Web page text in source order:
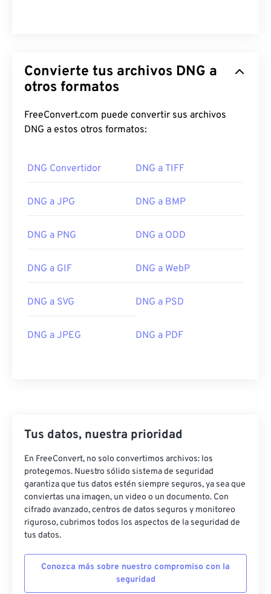
Convierte tus archivos DNG a
otros formatos
FreeConvert.com puede convertir sus archivos
DNG a estos otros formatos:
DNG Convertidor DNG a TIFF
DNG a JPG DNG a BMP
DNG a PNG DNG a ODD
DNG a GIF DNG a WebP
DNG a SVG DNG a PSD
DNG a JPEG DNG a PDF
Tus datos, nuestra prioridad
En FreeConvert, no solo convertimos archivos: los
protegemos. Nuestro sólido sistema de seguridad
garantiza que tus datos estén siempre seguros, ya sea que
conviertas una imagen, un video o un documento. Con
cifrado avanzado, centros de datos seguros y monitoreo
riguroso, cubrimos todos los aspectos de la seguridad de
tus datos.
Conozca más sobre nuestro compromiso con la
seguridad